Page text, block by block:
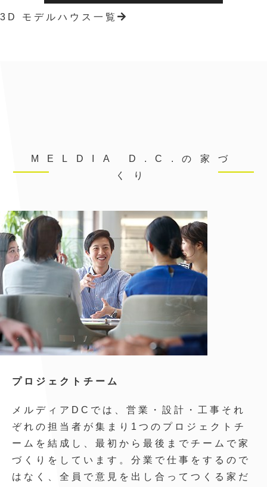
3D モデルハウス⼀覧
M E L D A D .C .の 家 づ
く
り
プロジェクトチーム
メルディアDCでは、営業・設計・工事それ
ぞれの担当者が集まり1つのプロジェクトチ
ームを結成し、最初から最後までチームで家
づくりをしています。分業で仕事をするので
はなく、全員で意見を出し合ってつくる家だ